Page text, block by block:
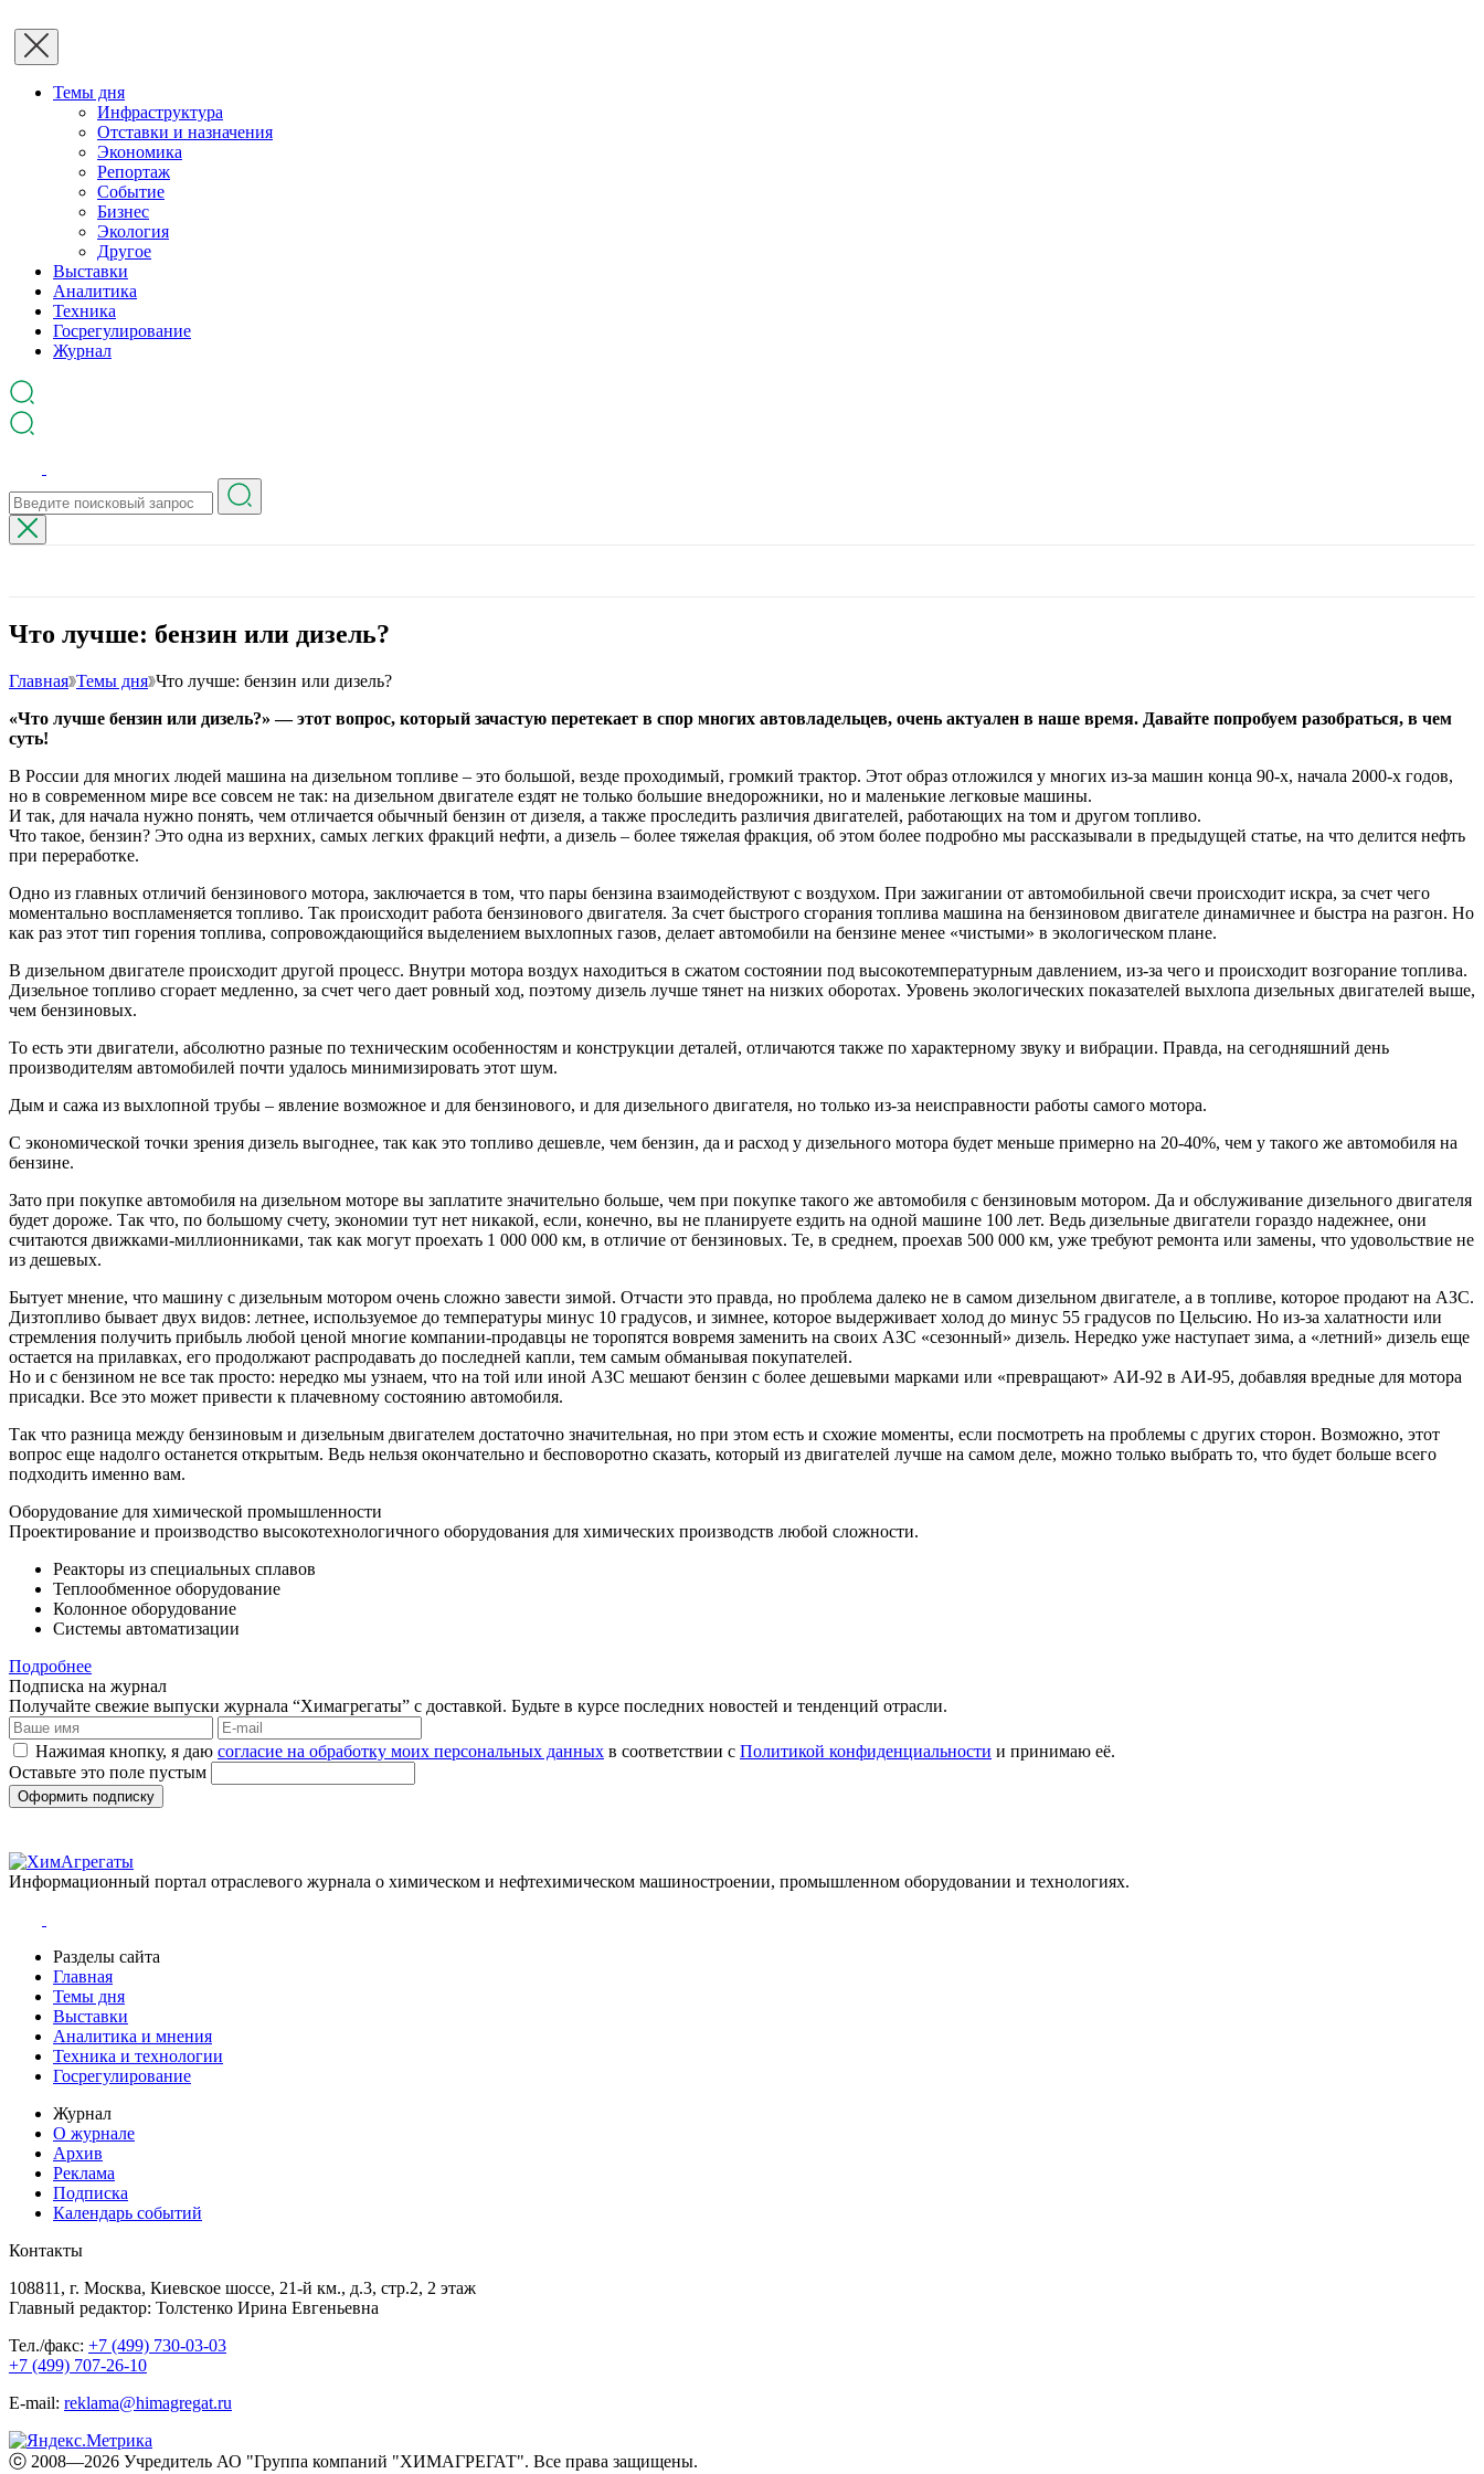
Темы дня
Инфраструктура
Отставки и назначения
Экономика
Репортаж
Событие
Бизнес
Экология
Другое
Выставки
Аналитика
Техника
Госрегулирование
Журнал
Что лучше: бензин или дизель?
Главная Темы дня Что лучше: бензин или дизель?
«Что лучше бензин или дизель?» — этот вопрос, который зачастую перетекает в спор многих автовладельцев, очень актуален в наше время. Давайте попробуем разобраться, в чем
суть!
В России для многих людей машина на дизельном топливе – это большой, везде проходимый, громкий трактор. Этот образ отложился у многих из-за машин конца 90-х, начала 2000-х годов,
но в современном мире все совсем не так: на дизельном двигателе ездят не только большие внедорожники, но и маленькие легковые машины.
И так, для начала нужно понять, чем отличается обычный бензин от дизеля, а также проследить различия двигателей, работающих на том и другом топливо.
Что такое, бензин? Это одна из верхних, самых легких фракций нефти, а дизель – более тяжелая фракция, об этом более подробно мы рассказывали в предыдущей статье, на что делится нефть
при переработке.
Одно из главных отличий бензинового мотора, заключается в том, что пары бензина взаимодействуют с воздухом. При зажигании от автомобильной свечи происходит искра, за счет чего
моментально воспламеняется топливо. Так происходит работа бензинового двигателя. За счет быстрого сгорания топлива машина на бензиновом двигателе динамичнее и быстра на разгон. Но
как раз этот тип горения топлива, сопровождающийся выделением выхлопных газов, делает автомобили на бензине менее «чистыми» в экологическом плане.
В дизельном двигателе происходит другой процесс. Внутри мотора воздух находиться в сжатом состоянии под высокотемпературным давлением, из-за чего и происходит возгорание топлива.
Дизельное топливо сгорает медленно, за счет чего дает ровный ход, поэтому дизель лучше тянет на низких оборотах. Уровень экологических показателей выхлопа дизельных двигателей выше,
чем бензиновых.
То есть эти двигатели, абсолютно разные по техническим особенностям и конструкции деталей, отличаются также по характерному звуку и вибрации. Правда, на сегодняшний день
производителям автомобилей почти удалось минимизировать этот шум.
Дым и сажа из выхлопной трубы – явление возможное и для бензинового, и для дизельного двигателя, но только из-за неисправности работы самого мотора.
С экономической точки зрения дизель выгоднее, так как это топливо дешевле, чем бензин, да и расход у дизельного мотора будет меньше примерно на 20-40%, чем у такого же автомобиля на
бензине.
Зато при покупке автомобиля на дизельном моторе вы заплатите значительно больше, чем при покупке такого же автомобиля с бензиновым мотором. Да и обслуживание дизельного двигателя
будет дороже. Так что, по большому счету, экономии тут нет никакой, если, конечно, вы не планируете ездить на одной машине 100 лет. Ведь дизельные двигатели гораздо надежнее, они
считаются движками-миллионниками, так как могут проехать 1 000 000 км, в отличие от бензиновых. Те, в среднем, проехав 500 000 км, уже требуют ремонта или замены, что удовольствие не
из дешевых.
Бытует мнение, что машину с дизельным мотором очень сложно завести зимой. Отчасти это правда, но проблема далеко не в самом дизельном двигателе, а в топливе, которое продают на АЗС.
Дизтопливо бывает двух видов: летнее, используемое до температуры минус 10 градусов, и зимнее, которое выдерживает холод до минус 55 градусов по Цельсию. Но из-за халатности или
стремления получить прибыль любой ценой многие компании-продавцы не торопятся вовремя заменить на своих АЗС «сезонный» дизель. Нередко уже наступает зима, а «летний» дизель еще
остается на прилавках, его продолжают распродавать до последней капли, тем самым обманывая покупателей.
Но и с бензином не все так просто: нередко мы узнаем, что на той или иной АЗС мешают бензин с более дешевыми марками или «превращают» АИ-92 в АИ-95, добавляя вредные для мотора
присадки. Все это может привести к плачевному состоянию автомобиля.
Так что разница между бензиновым и дизельным двигателем достаточно значительная, но при этом есть и схожие моменты, если посмотреть на проблемы с других сторон. Возможно, этот
вопрос еще надолго останется открытым. Ведь нельзя окончательно и бесповоротно сказать, который из двигателей лучше на самом деле, можно только выбрать то, что будет больше всего
подходить именно вам.
Оборудование для химической промышленности
Проектирование и производство высокотехнологичного оборудования для химических производств любой сложности.
Реакторы из специальных сплавов
Теплообменное оборудование
Колонное оборудование
Системы автоматизации
Подробнее
Подписка на журнал
Получайте свежие выпуски журнала “Химагрегаты” с доставкой. Будьте в курсе последних новостей и тенденций отрасли.
Нажимая кнопку, я даю согласие на обработку моих персональных данных в соответствии с Политикой конфиденциальности и принимаю её.
Оставьте это поле пустым
Оформить подписку
Информационный портал отраслевого журнала о химическом и нефтехимическом машиностроении, промышленном оборудовании и технологиях.
Разделы сайта
Главная
Темы дня
Выставки
Аналитика и мнения
Техника и технологии
Госрегулирование
Журнал
О журнале
Архив
Реклама
Подписка
Календарь событий
Контакты
108811, г. Москва, Киевское шоссе, 21-й км., д.3, стр.2, 2 этаж
Главный редактор: Толстенко Ирина Евгеньевна
Тел./факс: +7 (499) 730-03-03
+7 (499) 707-26-10
E-mail: reklama@himagregat.ru
ⓒ 2008—2026 Учредитель АО "Группа компаний "ХИМАГРЕГАТ". Все права защищены.